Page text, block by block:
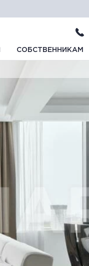
СОБСТВЕННИКАМ